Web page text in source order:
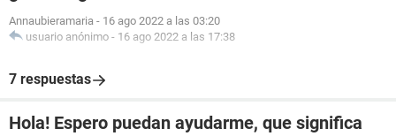
Annaubieramaria - 16 ago 2022 a las 03:20
usuario anónimo - 16 ago 2022 a las 17:38
7 respuestas
Hola! Espero puedan ayudarme, que significa